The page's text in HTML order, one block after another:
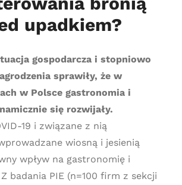
upadkiem?
gospodarcza i stopniowo
sprawiły, że w
w Polsce gastronomia i
się rozwijały.
19 i związane z nią
wiosną i jesienią
wpływ na gastronomię i
badania PIE (n=100 firm z sekcji